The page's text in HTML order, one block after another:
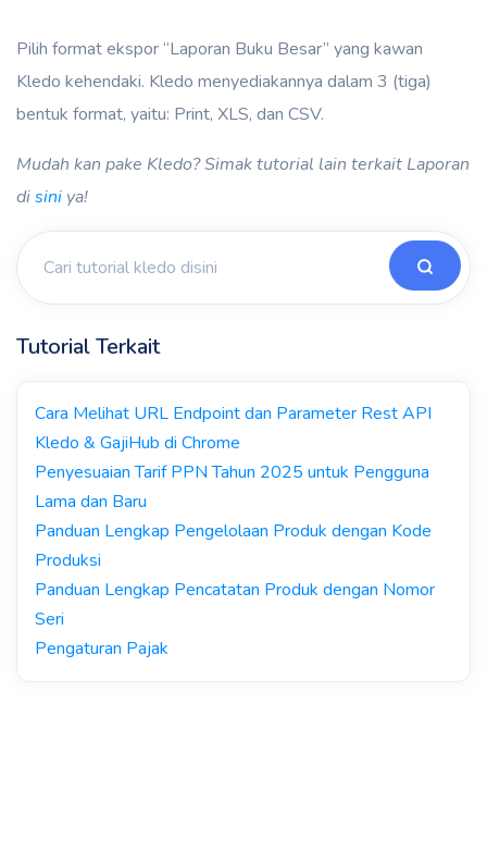
Pilih format ekspor “Laporan Buku Besar” yang kawan
Kledo kehendaki. Kledo menyediakannya dalam 3 (tiga)
bentuk format, yaitu: Print, XLS, dan CSV.
Mudah kan pake Kledo? Simak tutorial lain terkait Laporan
disini ya!
Tutorial Terkait
Cara Melihat URL Endpoint dan Parameter Rest API
Kledo & GajiHub di Chrome
Penyesuaian Tarif PPN Tahun 2025 untuk Pengguna
Lama dan Baru
Panduan Lengkap Pengelolaan Produk dengan Kode
Produksi
Panduan Lengkap Pencatatan Produk dengan Nomor
Seri
Pengaturan Pajak